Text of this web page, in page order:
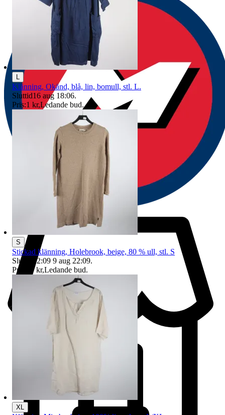
L
Klänning, Okänd, blå, lin, bomull, stl. L.
Sluttid16 aug 18:06.
Pris:1 kr,Ledande bud.
S
Stickad klänning, Holebrook, beige, 80 % ull, stl. S
Sluttid
22:09 9 aug 22:09.
Pris:
27 kr,Ledande bud.
XL